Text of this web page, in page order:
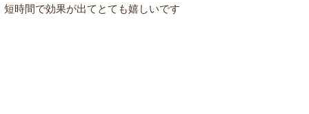
短時間で効果が出てとても嬉しいです